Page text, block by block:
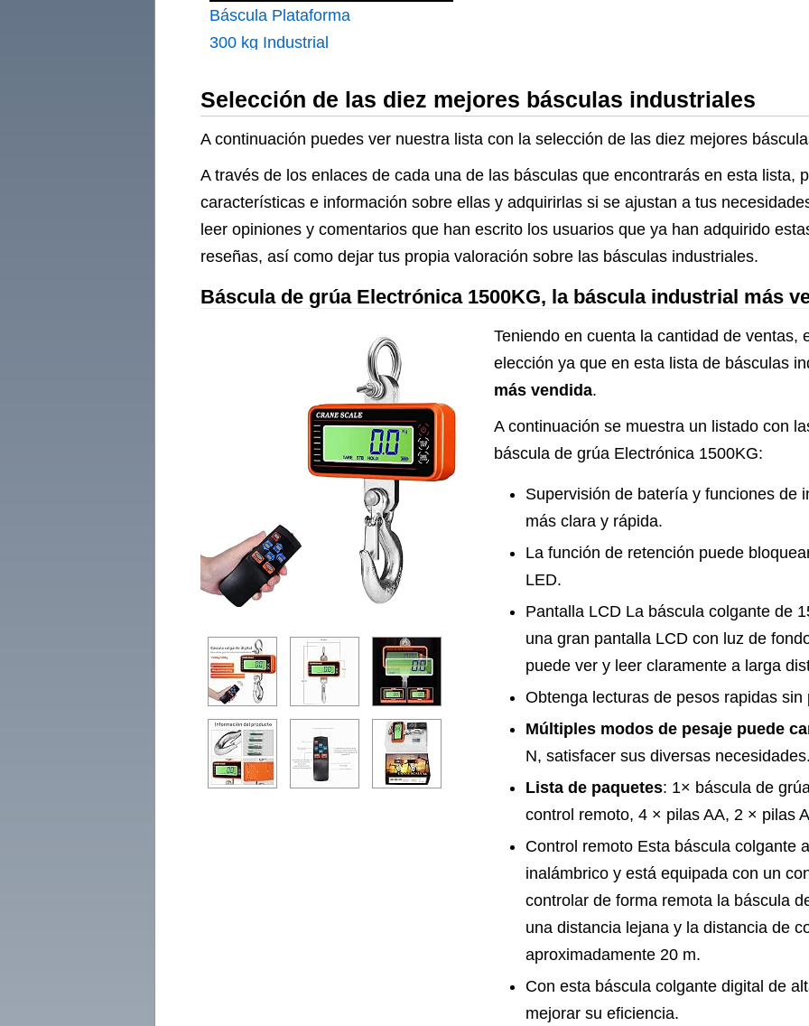
Báscula Plataforma
300 kg Industrial
Acero Inoxidable
Profesional para
Almacén Taller
Envíos Agricultura
con Pantalla
Independiente
Selección de las diez mejores básculas industriales
A continuación puedes ver nuestra lista con la selección de las diez mejores
A través de los enlaces de cada una de las básculas que encontrarás en esta lista,
características e información sobre ellas y adquirirlas si se ajustan a tus
leer opiniones y comentarios que han escrito los usuarios que ya han adquirido
reseñas, así como dejar tus propia valoración sobre las básculas industriales.
Báscula de grúa Electrónica 1500KG, la báscula industrial más
Teniendo en cuenta la cantidad de ventas,
elección ya que en esta lista de básculas
más vendida.
A continuación se muestra un listado con
báscula de grúa Electrónica 1500KG:
Supervisión de batería y funciones de
más clara y rápida.
La función de retención puede
LED.
Pantalla LCD La báscula colgante de
una gran pantalla LCD con luz de
puede ver y leer claramente a larga
Obtenga lecturas de pesos rapidas sin
Múltiples modos de pesaje puede
N, satisfacer sus diversas necesidades.
Lista de paquetes: 1× báscula de
control remoto, 4 × pilas AA, 2 × pilas
Control remoto Esta báscula colgante
inalámbrico y está equipada con un
controlar de forma remota la báscula
una distancia lejana y la distancia de
aproximadamente 20 m.
Con esta báscula colgante digital de
mejorar su eficiencia.